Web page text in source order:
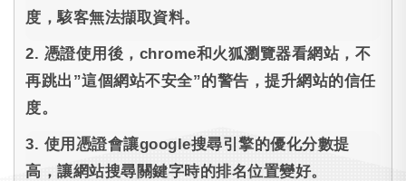
度，駭客無法擷取資料。
2. 憑證使用後，chrome和火狐瀏覽器看網站，不
再跳出”這個網站不安全”的警告，提升網站的信任
度。
3. 使用憑證會讓google搜尋引擎的優化分數提
高，讓網站搜尋關鍵字時的排名位置變好。